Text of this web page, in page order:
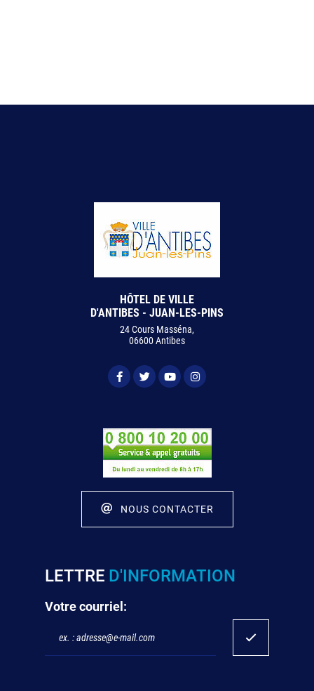
HÔTEL DE VILLE
D'ANTIBES - JUAN-LES-PINS
24 Cours Masséna,
06600 Antibes
NOUS CONTACTER
LETTRE D'INFORMATION
Votre courriel: